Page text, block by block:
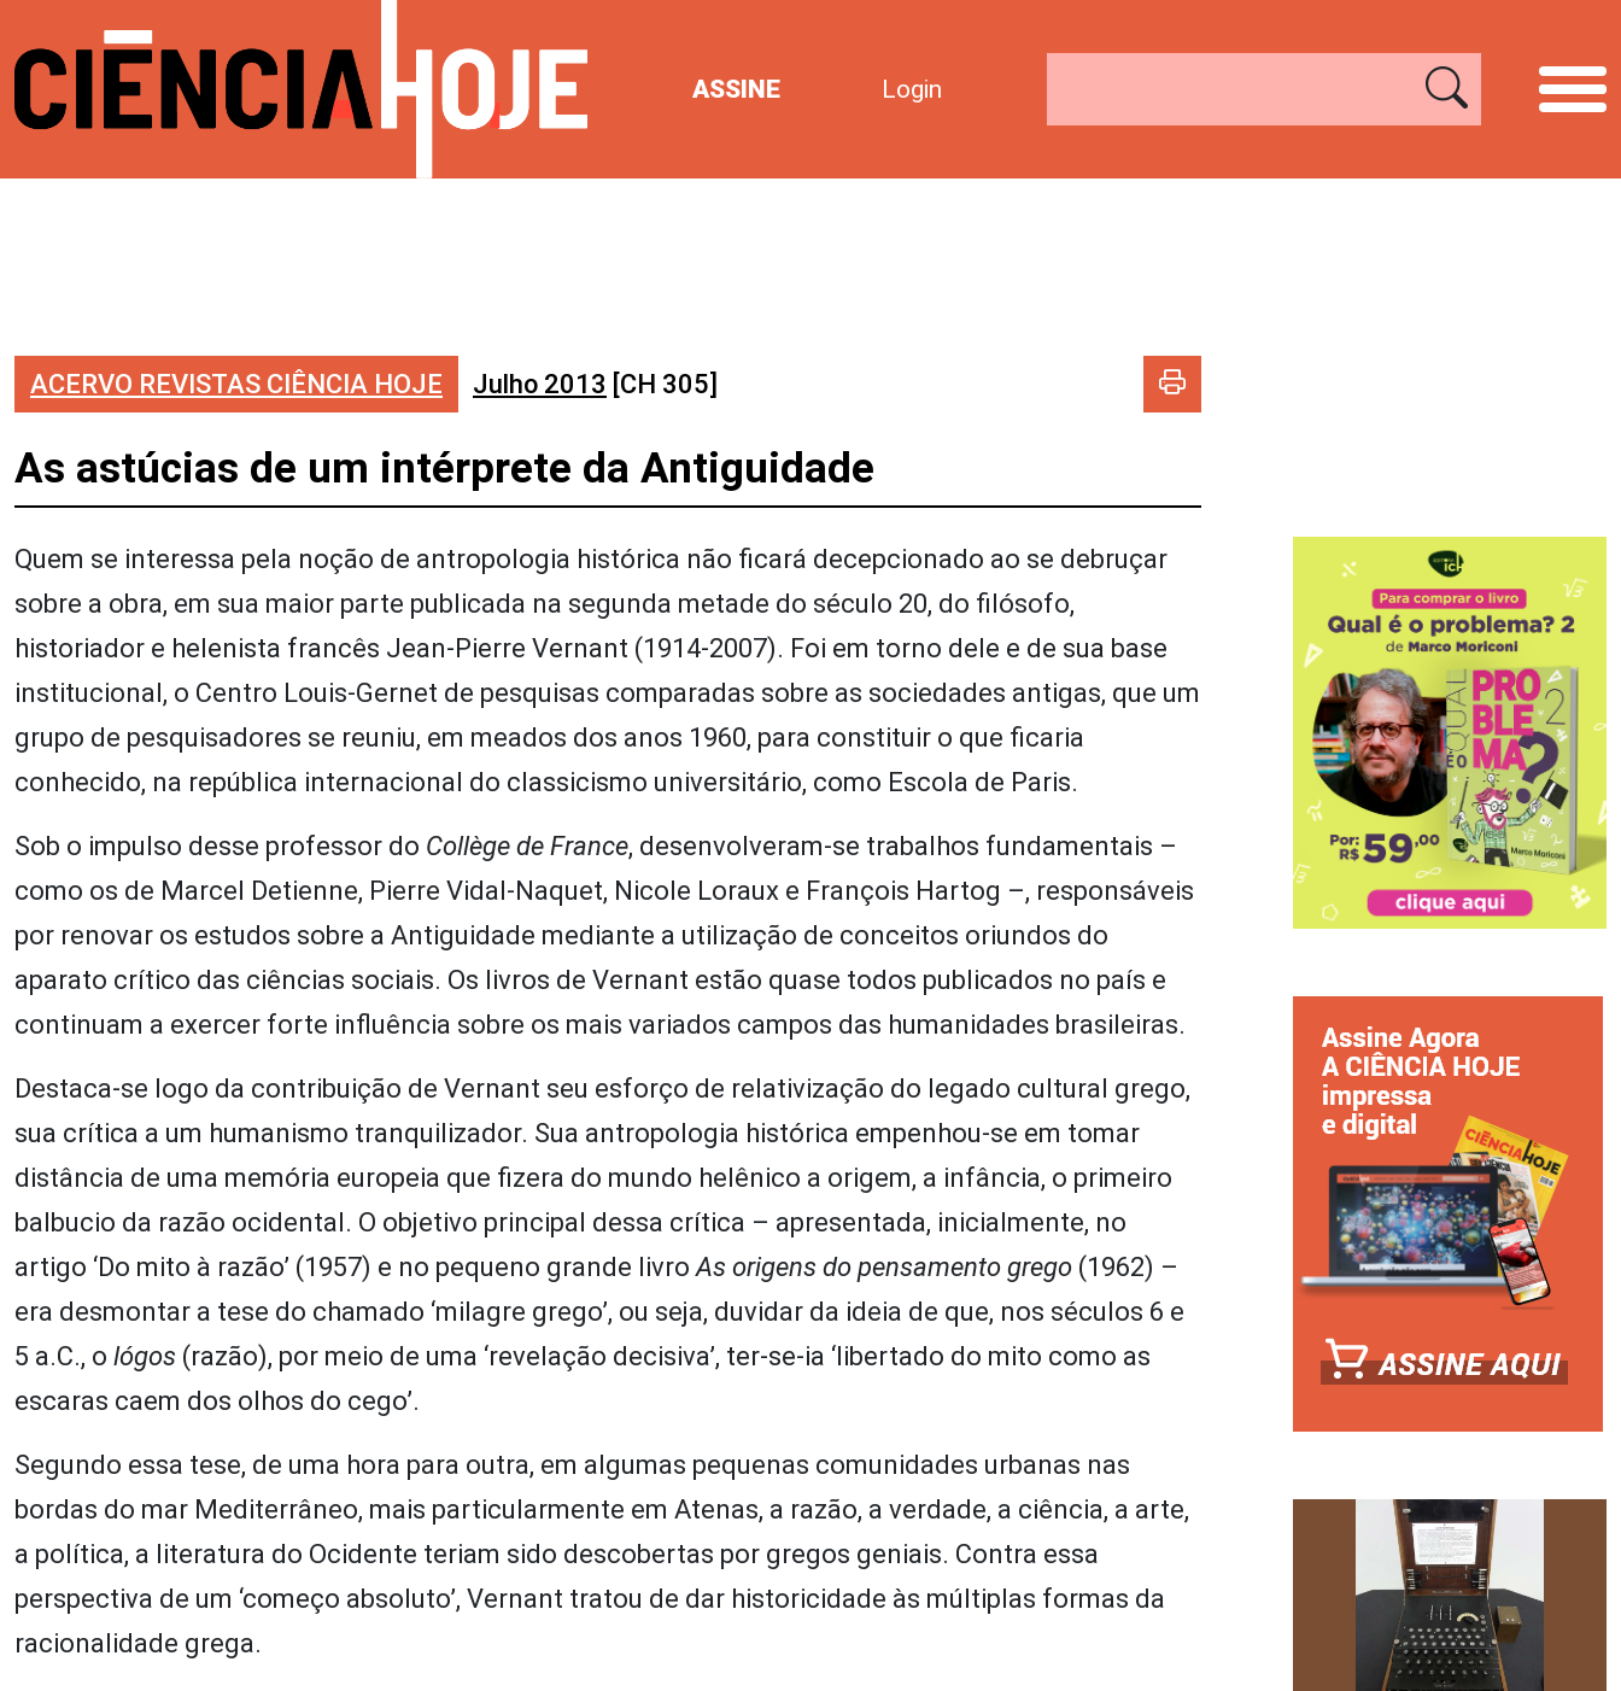
ASSINE Login
ACERVO REVISTAS CIÊNCIA HOJE Julho 2013 [CH 305]
As astúcias de um intérprete da Antiguidade
Quem se interessa pela noção de antropologia histórica não ficará decepcionado ao se debruçar
sobre a obra, em sua maior parte publicada na segunda metade do século 20, do filósofo,
historiador e helenista francês Jean-Pierre Vernant (1914-2007). Foi em torno dele e de sua base
institucional, o Centro Louis-Gernet de pesquisas comparadas sobre as sociedades antigas, que um
grupo de pesquisadores se reuniu, em meados dos anos 1960, para constituir o que ficaria
conhecido, na república internacional do classicismo universitário, como Escola de Paris.
Sob o impulso desse professor do Collège de France, desenvolveram-se trabalhos fundamentais –
como os de Marcel Detienne, Pierre Vidal-Naquet, Nicole Loraux e François Hartog –, responsáveis
por renovar os estudos sobre a Antiguidade mediante a utilização de conceitos oriundos do
aparato crítico das ciências sociais. Os livros de Vernant estão quase todos publicados no país e
continuam a exercer forte influência sobre os mais variados campos das humanidades brasileiras.
Destaca-se logo da contribuição de Vernant seu esforço de relativização do legado cultural grego,
sua crítica a um humanismo tranquilizador. Sua antropologia histórica empenhou-se em tomar
distância de uma memória europeia que fizera do mundo helênico a origem, a infância, o primeiro
balbucio da razão ocidental. O objetivo principal dessa crítica – apresentada, inicialmente, no
artigo ‘Do mito à razão’ (1957) e no pequeno grande livroAs origens do pensamento grego (1962) –
era desmontar a tese do chamado ‘milagre grego’, ou seja, duvidar da ideia de que, nos séculos 6 e
5 a.C., o lógos (razão), por meio de uma ‘revelação decisiva’, ter-se-ia ‘libertado do mito como as
escaras caem dos olhos do cego’.
Segundo essa tese, de uma hora para outra, em algumas pequenas comunidades urbanas nas
bordas do mar Mediterrâneo, mais particularmente em Atenas, a razão, a verdade, a ciência, a arte,
a política, a literatura do Ocidente teriam sido descobertas por gregos geniais. Contra essa
perspectiva de um ‘começo absoluto’, Vernant tratou de dar historicidade às múltiplas formas da
racionalidade grega.